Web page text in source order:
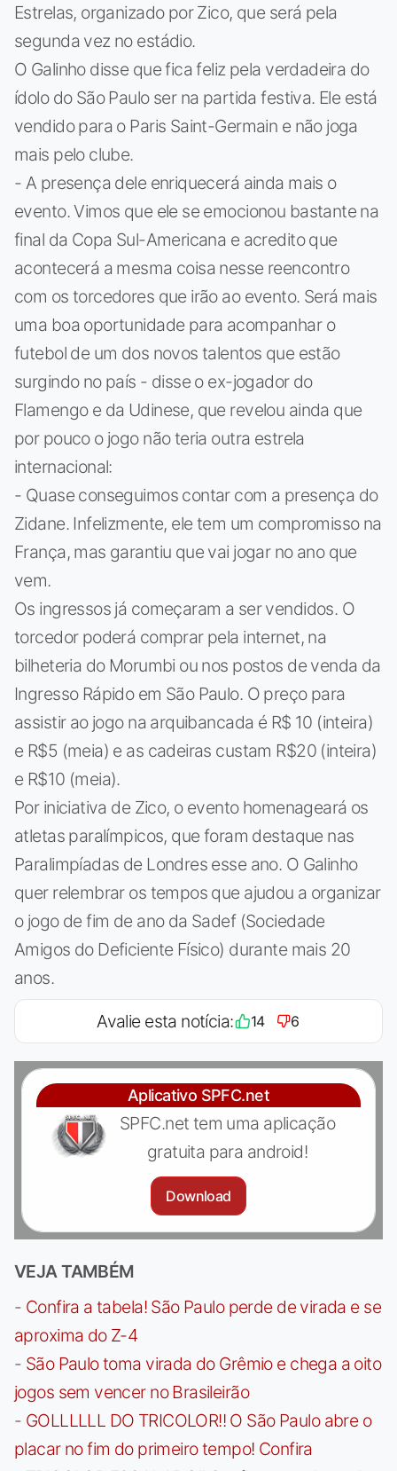
Estrelas, organizado por Zico, que será pela
segunda vez no estádio.
O Galinho disse que fica feliz pela verdadeira do
ídolo do São Paulo ser na partida festiva. Ele está
vendido para o Paris Saint-Germain e não joga
mais pelo clube.
- A presença dele enriquecerá ainda mais o
evento. Vimos que ele se emocionou bastante na
final da Copa Sul-Americana e acredito que
acontecerá a mesma coisa nesse reencontro
com os torcedores que irão ao evento. Será mais
uma boa oportunidade para acompanhar o
futebol de um dos novos talentos que estão
surgindo no país - disse o ex-jogador do
Flamengo e da Udinese, que revelou ainda que
por pouco o jogo não teria outra estrela
internacional:
- Quase conseguimos contar com a presença do
Zidane. Infelizmente, ele tem um compromisso na
França, mas garantiu que vai jogar no ano que
vem.
Os ingressos já começaram a ser vendidos. O
torcedor poderá comprar pela internet, na
bilheteria do Morumbi ou nos postos de venda da
Ingresso Rápido em São Paulo. O preço para
assistir ao jogo na arquibancada é R$ 10 (inteira)
e R$5 (meia) e as cadeiras custam R$20 (inteira)
e R$10 (meia).
Por iniciativa de Zico, o evento homenageará os
atletas paralímpicos, que foram destaque nas
Paralimpíadas de Londres esse ano. O Galinho
quer relembrar os tempos que ajudou a organizar
o jogo de fim de ano da Sadef (Sociedade
Amigos do Deficiente Físico) durante mais 20
anos.
Avalie esta notícia: 14 6
Aplicativo SPFC.net
SPFC.net tem uma aplicação
gratuita para android!
Download
VEJA TAMBÉM
- Confira a tabela! São Paulo perde de virada e se
aproxima do Z-4
- São Paulo toma virada do Grêmio e chega a oito
jogos sem vencer no Brasileirão
- GOLLLLLL DO TRICOLOR!! O São Paulo abre o
placar no fim do primeiro tempo! Confira